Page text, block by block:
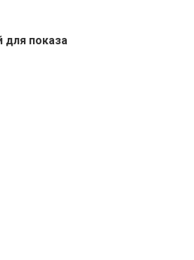
для показа